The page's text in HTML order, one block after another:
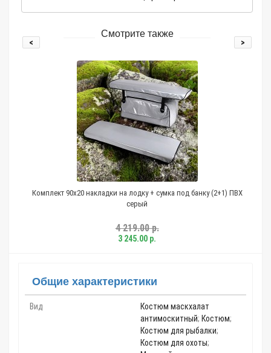
Смотрите также
Комплект 90х20 накладки на лодку + сумка под банку (2+1) ПВХ
серый
4 219.00 р.
3 245.00 р.
< >
Общие характеристики
Вид
Костюм маскхалат
антимоскитный; Костюм;
Костюм для рыбалки;
Костюм для охоты;